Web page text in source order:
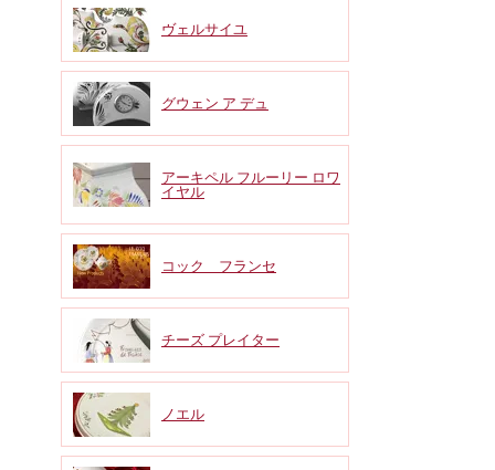
ヴェルサイユ
グウェン ア デュ
アーキペル フルーリー ロワ
イヤル
コック フランセ
チーズ プレイター
ノエル